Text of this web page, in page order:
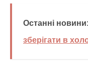
Останні новини:
зберігати в